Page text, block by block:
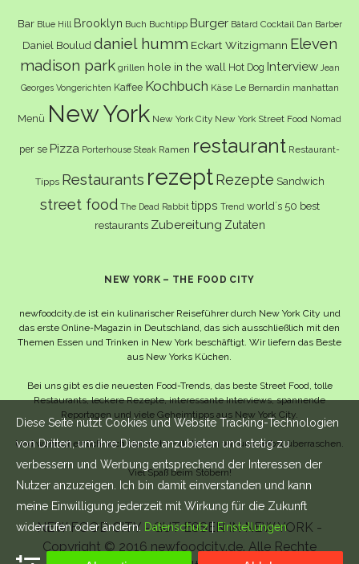
Bar Blue Hill Brooklyn Buch Buchtipp Burger Bâtard Cocktail Dan Barber
Daniel Boulud daniel humm Eckart Witzigmann Eleven
madison park grillen hole in the wall Hot Dog Interview Jean
Georges Vongerichten Kaffee Kochbuch Käse Le Bernardin manhattan
Menü New York New York City New York Street Food Nomad
per se Pizza Porterhouse Steak Ramen restaurant Restaurant-
Tipps Restaurants rezept Rezepte Sandwich
street food The Dead Rabbit tipps Trend world´s 50 best
restaurants Zubereitung Zutaten
NEW YORK – THE FOOD CITY
newfoodcity.de ist ein kulinarischer Reiseführer durch New York City und
das erste Online-Magazin in Deutschland, das sich ausschließlich mit den
Themen Essen und Trinken in New York beschäftigt. Wir liefern das Beste
aus New Yorks Küchen.
Bei uns gibt es die neuesten Food-Trends, das beste Street Food, tolle
Restaurants, leckere Rezepte, interessante Interviews, spannende
Reportagen und viele Geheimtipps aus New York City.
Und wahrscheinlich noch viel mehr – da lassen wir uns selbst überraschen.
Viel Spaß beim Stöbern!
NEW FOOD CITY - GUT ESSEN IN NEW YORK -
Copyright © 2016 newfoodcity.de. Alle Rechte
Diese Seite nutzt Cookies und Website Tracking-Technologien
von Dritten, um ihre Dienste anzubieten und stetig zu
verbessern und Werbung entsprechend der Interessen der
Nutzer anzuzeigen. Ich bin damit einverstanden und kann
meine Einwilligung jederzeit mit Wirkung für die Zukunft
widerrufen oder ändern. Datenschutz| Einstellungen